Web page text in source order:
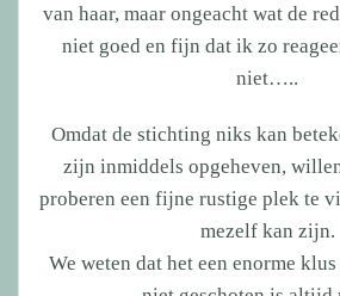
van haar, maar ongeacht wat de
niet goed en fijn dat ik zo
niet…..
Omdat de stichting niks kan
zijn inmiddels opgeheven,
proberen een fijne rustige plek te
mezelf kan zijn.
We weten dat het een enorme